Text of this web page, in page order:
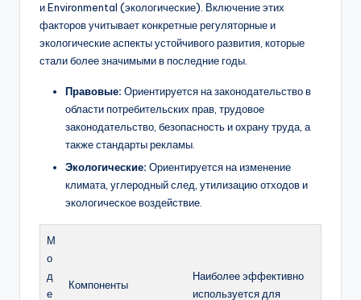
и Environmental (экологические). Включение этих
факторов учитывает конкретные регуляторные и
экологические аспекты устойчивого развития, которые
стали более значимыми в последние годы.
Правовые: Ориентируется на законодательство в
области потребительских прав, трудовое
законодательство, безопасность и охрану труда, а
также стандарты рекламы.
Экологические: Ориентируется на изменение
климата, углеродный след, утилизацию отходов и
экологическое воздействие.
М
о
д
е
Компоненты
Наиболее эффективно
используется для